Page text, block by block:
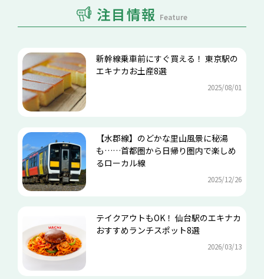
注目情報 Feature
新幹線乗車前にすぐ買える！ 東京駅の
エキナカお土産8選
2025/08/01
【水郡線】のどかな里山風景に秘湯
も……首都圏から日帰り圏内で楽しめ
るローカル線
2025/12/26
テイクアウトもOK！ 仙台駅のエキナカ
おすすめランチスポット8選
2026/03/13